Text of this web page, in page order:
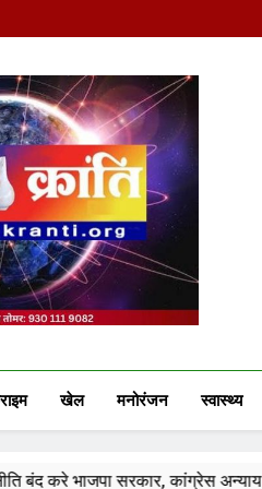
|
खेल मनोरंजन स्वास्थ्य
सरकार, कांग्रेस अन्याय के खिलाफ